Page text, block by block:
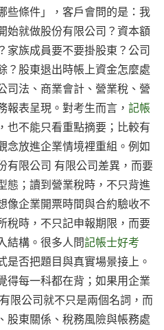
些條件」，客戶會問的是：我
始就做股份有限公司？資本額
家族成員要不要掛股東？公司
？股東退出時帳上資金怎麼處
司法、商業會計、營業稅、營
報表呈現。對考生而言， 記帳
也不能只看重點摘要；比較有
念放進企業情境裡重組。例如
有限公司 有限公司差異，而要
態；讀到營業稅時，不只背進
像企業開票時間與合約驗收不
稅時，不只記申報期限，而要
結構。很多人問記帳士好考
是否把題目與真實場景接上。
得每一科都在背；如果用企業
限公司就不只是兩個名詞，而
股東關係、稅務風險與帳務處